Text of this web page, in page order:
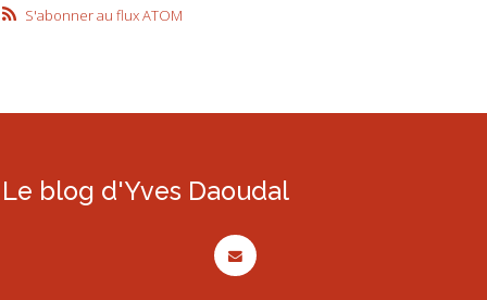
S'abonner au flux ATOM
Le blog d'Yves Daoudal